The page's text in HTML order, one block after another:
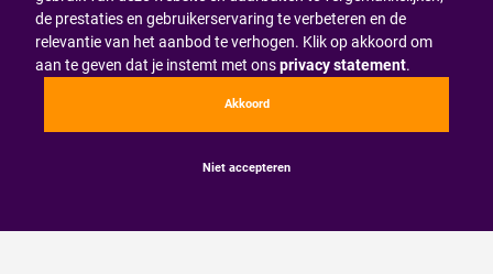
de prestaties en gebruikerservaring te verbeteren en de
relevantie van het aanbod te verhogen. Klik op akkoord om
aan te geven dat je instemt met onsprivacy statement.
Akkoord
Niet accepteren